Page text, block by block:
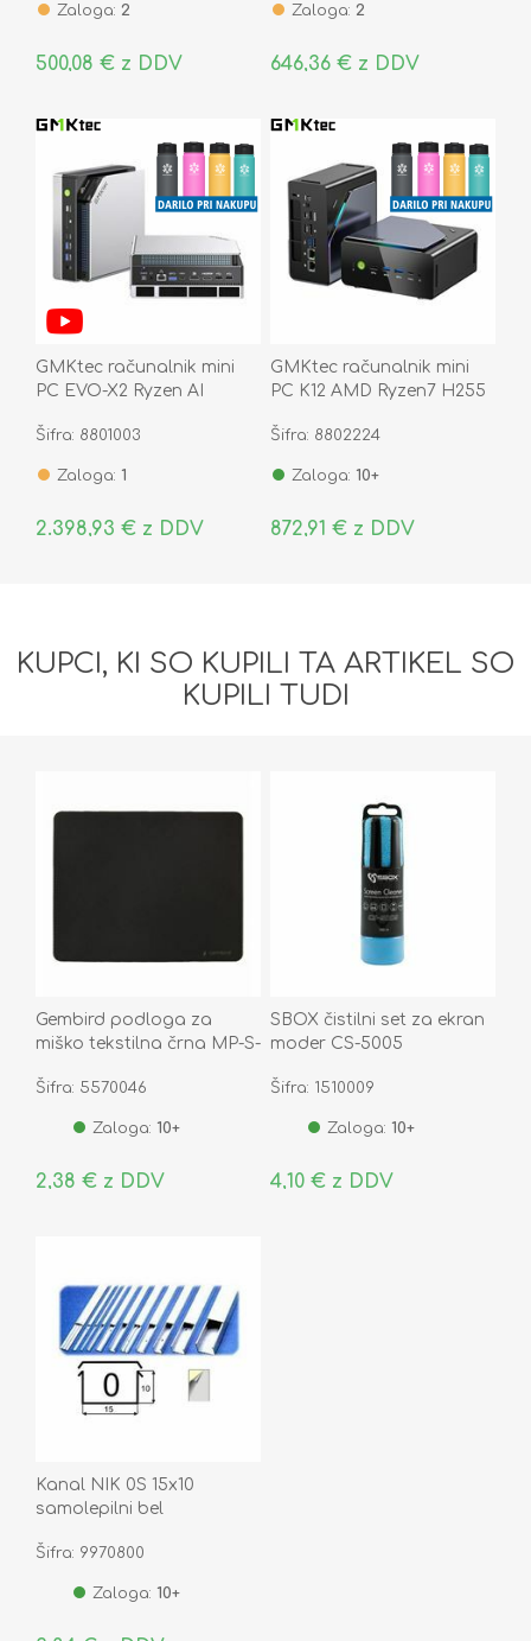
Zaloga: 2
500,08 € z DDV
Zaloga: 2
646,36 € z DDV
GMKtec računalnik mini
PC EVO-X2 Ryzen AI
SSD Radeon 8060S
Šifra: 8801003
Zaloga: 1
2.398,93 € z DDV
GMKtec računalnik mini
PC K12 AMD Ryzen7 H255
Radeon 780M NucBox
Šifra: 8802224
Zaloga: 10+
872,91 € z DDV
KUPCI, KI SO KUPILI TA ARTIKEL SO
KUPILI TUDI
Gembird podloga za
miško tekstilna črna MP-S-
Šifra: 5570046
Zaloga: 10+
2,38 € z DDV
SBOX čistilni set za ekran
moder CS-5005
Šifra: 1510009
Zaloga: 10+
4,10 € z DDV
Kanal NIK 0S 15x10
samolepilni bel
Šifra: 9970800
Zaloga: 10+